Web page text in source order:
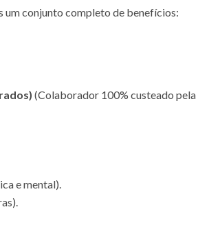
um conjunto completo de benefícios:
(Colaborador 100% custeado pela
e mental).